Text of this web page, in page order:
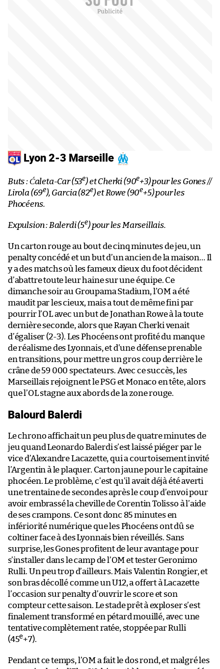
Lyon 2-3 Marseille
Buts : Ćaleta-Car (53e) et Cherki (90e+3) pour les Gones //
Lirola (69e), Garcia (82e) et Rowe (90e+5) pour les
Phocéens.
Expulsion : Balerdi (5e) pour les Marseillais.
Un carton rouge au bout de cinq minutes de jeu, un
penalty concédé et un but d’un ancien de la maison… Il
y a des matchs où les fameux dieux du foot décident
d’abattre toute leur haine sur une équipe. Ce
dimanche soir au Groupama Stadium, l’OM a été
maudit par les cieux, mais a tout de même fini par
pourrir l’OL avec un but de Jonathan Rowe à la toute
dernière seconde, alors que Rayan Cherki venait
d’égaliser (2-3). Les Phocéens ont profité du manque
de réalisme des Lyonnais, et d’une défense prenable
en transitions, pour mettre un gros coup derrière le
crâne de 59 000 spectateurs. Avec ce succès, les
Marseillais rejoignent le PSG et Monaco en tête, alors
que l’OL stagne aux abords de la zone rouge.
Balourd Balerdi
Le chrono affichait un peu plus de quatre minutes de
jeu quand Leonardo Balerdi s’est laissé piéger par le
vice d’Alexandre Lacazette, qui a courtoisement invité
l’Argentin à le plaquer. Carton jaune pour le capitaine
phocéen. Le problème, c’est qu’il avait déjà été averti
une trentaine de secondes après le coup d’envoi pour
avoir embrassé la cheville de Corentin Tolisso à l’aide
de ses crampons. Ce sont donc 85 minutes en
infériorité numérique que les Phocéens ont dû se
coltiner face à des Lyonnais bien réveillés. Sans
surprise, les Gones profitent de leur avantage pour
s’installer dans le camp de l’OM et tester Geronimo
Rulli. Un peu trop d’ailleurs. Mais Valentin Rongier, et
son bras décollé comme un U12, a offert à Lacazette
l’occasion sur penalty d’ouvrir le score et son
compteur cette saison. Le stade prêt à exploser s’est
finalement transformé en pétard mouillé, avec une
tentative complètement ratée, stoppée par Rulli
(45e+7).
Pendant ce temps, l’OM a fait le dos rond, et malgré les